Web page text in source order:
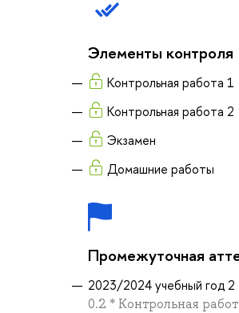
Элементы контроля
Контрольная работа 1
Контрольная работа 2
Экзамен
Домашние работы
Промежуточная
2023/2024 учебный год 2
0.2 * Контрольная